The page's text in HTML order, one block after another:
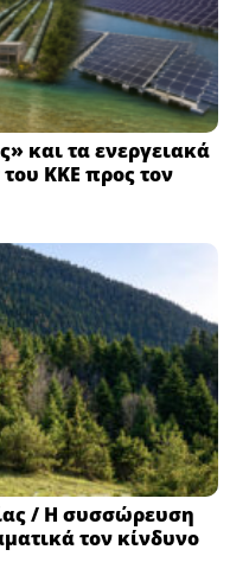
και τα ενεργειακά
ΚΚΕ προς τον
/ Η συσσώρευση
τον κίνδυνο